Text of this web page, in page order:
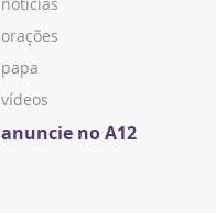
orações
papa
vídeos
anuncie no A12